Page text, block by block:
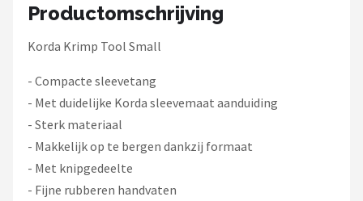
Productomschrijving
Korda Krimp Tool Small
- Compacte sleevetang
- Met duidelijke Korda sleevemaat aanduiding
- Sterk materiaal
- Makkelijk op te bergen dankzij formaat
- Met knipgedeelte
- Fijne rubberen handvaten